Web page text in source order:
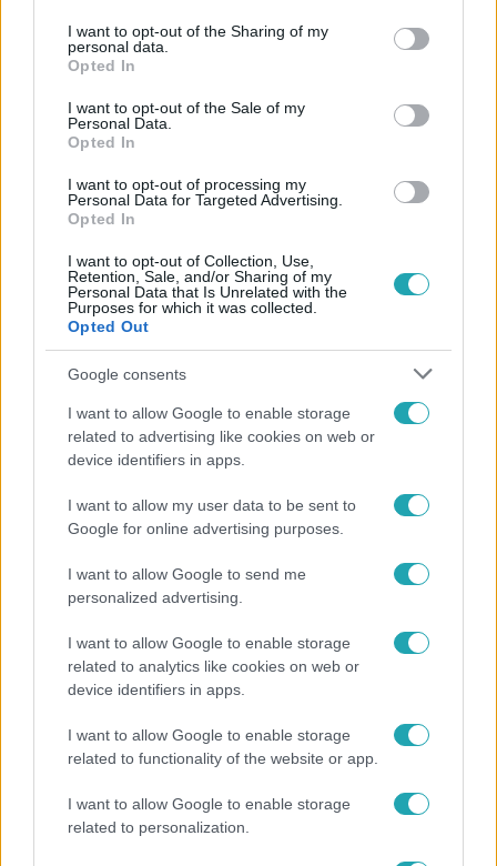
not limited to your visit or usage behaviour. You may click to
grant or deny consent to Google and its third-party tags to
use your data for below specified purposes in below Google
consent section.
I want to opt-out of the Sharing of my
personal data.
Opted In
I want to opt-out of the Sale of my
Personal Data.
Opted In
I want to opt-out of processing my
Personal Data for Targeted Advertising.
Opted In
I want to opt-out of Collection, Use,
Retention, Sale, and/or Sharing of my
Personal Data that Is Unrelated with the
Purposes for which it was collected.
Opted Out
Google consents
I want to allow Google to enable storage
related to advertising like cookies on web or
device identifiers in apps.
I want to allow my user data to be sent to
Google for online advertising purposes.
I want to allow Google to send me
personalized advertising.
I want to allow Google to enable storage
related to analytics like cookies on web or
device identifiers in apps.
I want to allow Google to enable storage
related to functionality of the website or app.
I want to allow Google to enable storage
related to personalization.
Népszerű
Járai Máté kiakadt Siófokon